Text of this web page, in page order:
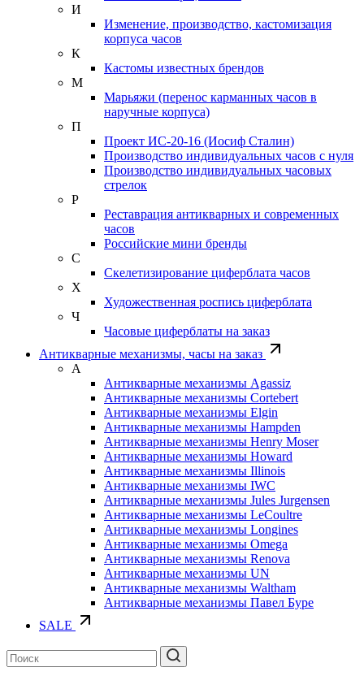
И
Изменение, производство, кастомизация
корпуса часов
К
Кастомы известных брендов
М
Марьяжи (перенос карманных часов в
наручные корпуса)
П
Проект ИС-20-16 (Иосиф Сталин)
Производство индивидуальных часов с нуля
Производство индивидуальных часовых
стрелок
Р
Реставрация антикварных и современных
часов
Российские мини бренды
С
Скелетизирование циферблата часов
Х
Художественная роспись циферблата
Ч
Часовые циферблаты на заказ
Антикварные механизмы, часы на заказ
А
Антикварные механизмы Agassiz
Антикварные механизмы Cortebert
Антикварные механизмы Elgin
Антикварные механизмы Hampden
Антикварные механизмы Henry Moser
Антикварные механизмы Howard
Антикварные механизмы Illinois
Антикварные механизмы IWC
Антикварные механизмы Jules Jurgensen
Антикварные механизмы LeCoultre
Антикварные механизмы Longines
Антикварные механизмы Omega
Антикварные механизмы Renova
Антикварные механизмы UN
Антикварные механизмы Waltham
Антикварные механизмы Павел Буре
SALE